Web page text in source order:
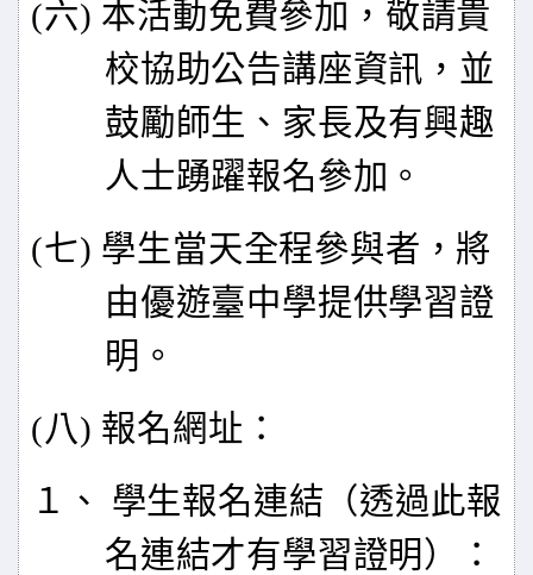
(六) 本活動免費參加，敬請貴
校協助公告講座資訊，並
鼓勵師生、家長及有興趣
人士踴躍報名參加。
(七) 學生當天全程參與者，將
由優遊臺中學提供學習證
明。
(八) 報名網址：
１、 學生報名連結（透過此報
名連結才有學習證明）：